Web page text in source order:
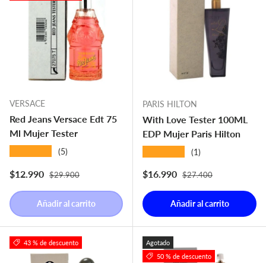
VERSACE
Red Jeans Versace Edt 75
Ml Mujer Tester
(5)
Precio de venta
$12.990 Precio normal
$29.900
Añadir al carrito
PARIS HILTON
With Love Tester 100ML
EDP Mujer Paris Hilton
(1)
Precio de venta
$16.990 Precio normal
$27.400
Añadir al carrito
43 % de descuento
Agotado
50 % de descuento